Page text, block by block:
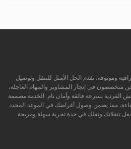
وموثوقة، تقدم الحل الأمثل للتنقل وتوصيل
متخصصون في إنجاز المشاوير والمهام العاجلة،
الفردية بسرعة فائقة وأمان تام. الخدمة مصممة
مما يضمن وصول أغراضك في الموعد المحدد
تنقلاتك ونقلك في جدة تجربة سهلة ومريحة.